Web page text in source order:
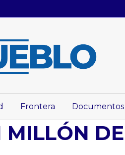
Frontera Documentos